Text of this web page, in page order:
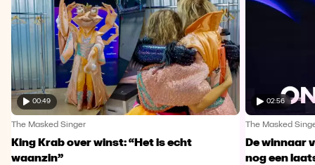
00:49
The Masked Singer
King Krab over winst: “Het is echt
waanzin”
02:56
The Masked
De winnaar
nog een